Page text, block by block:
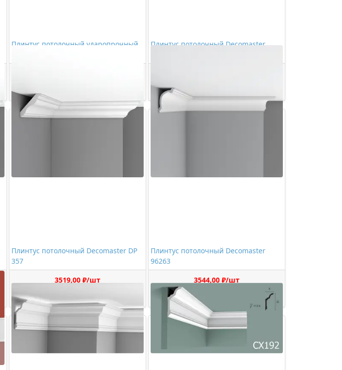
Плинтус потолочный ударопрочный
Плинтус потолочный Decomaster
Плинтус потолочный Decomaster DP
357
3519,00 ₽/шт
Плинтус потолочный Decomaster
96263
3544,00 ₽/шт